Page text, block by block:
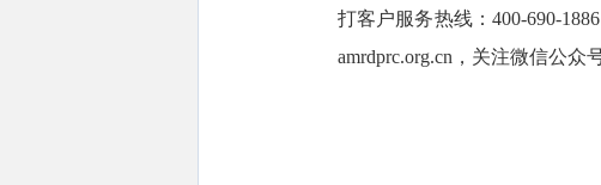
打客户服务热线：400-690-
amrdprc.org.cn，关注微信公众